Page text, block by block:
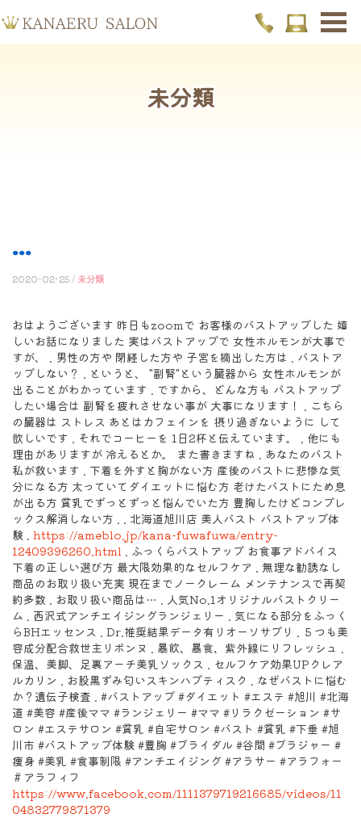
未分類
...
2020-02-25 / 未分類
おはようございます 昨日もzoomで お客様のバストアップした 嬉
しいお話になりました 実はバストアップで 女性ホルモンが大事で
すが、 . 男性の方や 閉経した方や 子宮を摘出した方は . バストア
ップしない？ . というと、 "副腎"という臓器から 女性ホルモンが
出ることがわかっています . ですから、どんな方も バストアップ
したい場合は 副腎を疲れさせない事が 大事になります！ . こちら
の臓器は ストレス あとはカフェインを 摂り過ぎないように して
欲しいです . それでコーヒーを 1日2杯と伝えています。 . 他にも
理由がありますが 冷えるとか。 また書きますね . あなたのバスト
私が救います . 下着を外すと胸がない方 産後のバストに悲惨な気
分になる方 太っていてダイエットに悩む方 老けたバストにため息
が出る方 貧乳でずっとずっと悩んでいた方 豊胸したけどコンプレ
ックス解消しない方 . . 北海道旭川店 美人バスト バストアップ体
験 . https://ameblo.jp/kana-fuwafuwa/entry-
12409396260.html . ふっくらバストアップ お食事アドバイス
下着の正しい選び方 最大限効果的なセルフケア . 無理な勧誘なし
商品のお取り扱い充実 現在までノークレーム メンテナンスで再契
約多数 . お取り扱い商品は… . 人気No.1オリジナルバストクリー
ム . 西沢式アンチエイジングランジェリー . 気になる部分をふっく
らBHエッセンス . Dr.推奨結果データ有りオーソサプリ . ５つも美
容成分配合救世主リボンヌ . 暴飲、暴食、紫外線にリフレッシュ .
保温、美脚、足裏アーチ美乳ソックス . セルフケア効果UPクレア
ルカリン . お股黒ずみ匂いスキンハプティスク . なぜバストに悩む
か？遺伝子検査 . #バストアップ #ダイエット #エステ #旭川 #北海
道 #美容 #産後ママ #ランジェリー #ママ #リラクゼーション #サ
ロン #エステサロン #貧乳 #自宅サロン #バスト #貧乳 #下垂 #旭
川市 #バストアップ体験 #豊胸 #ブライダル #谷間 #ブラジャー #
痩身 #美乳 #食事制限 #アンチエイジング #アラサー #アラフォー
＃アラフィフ
https://www.facebook.com/1111379719216685/videos/11
04832779871379